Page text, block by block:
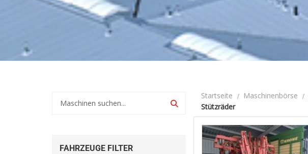
FAHRZEUGE FILTER
Startseite Maschinenbörse
Stützräder